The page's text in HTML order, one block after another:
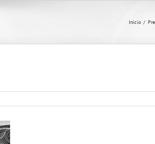
Inicio /